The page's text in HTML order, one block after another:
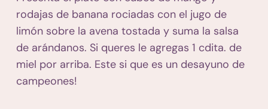
rodajas de banana rociadas con el jugo de
limón sobre la avena tostada y suma la salsa
de arándanos. Si queres le agregas 1 cdita. de
miel por arriba. Este si que es un desayuno de
campeones!